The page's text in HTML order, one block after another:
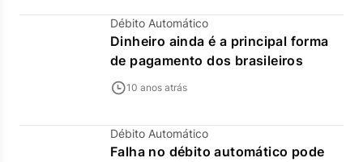
Débito Automático
Dinheiro ainda é a principal forma
de pagamento dos brasileiros
10 anos atrás
Débito Automático
Falha no débito automático pode